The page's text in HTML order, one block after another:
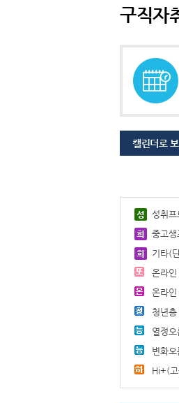
구직자
캘린더로 보
성취프
중고생
기타(
온라인
온라
청년
열정오
변화
Hi+(고